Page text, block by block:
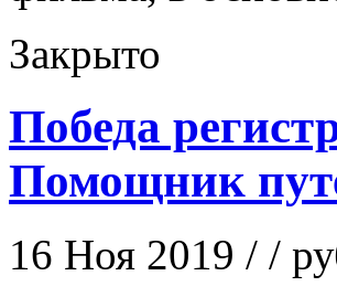
Закрыто
Победа
Помощник
16 Ноя 2019 / /